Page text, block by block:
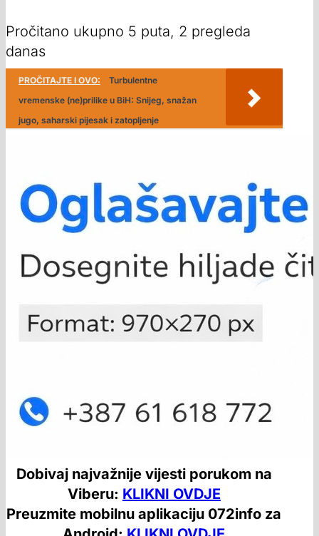
Pročitano ukupno 5 puta, 2 pregleda
danas
PROČITAJTE I OVO:
Turbulentne
vremenske (ne)prilike u BiH: Snijeg, snažan
jugo, saharski pijesak i zatopljenje
Dobivaj najvažnije vijesti porukom na
Viberu: KLIKNI OVDJE
Preuzmite mobilnu aplikaciju 072info za